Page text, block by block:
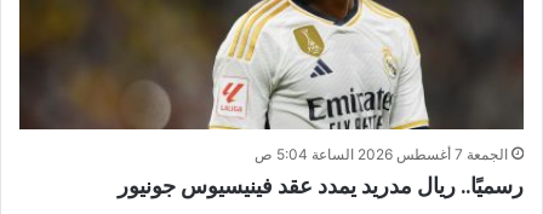
الجمعة 7 أغسطس 2026 الساعة 5:04 ص
رسميًا.. ريال مدريد يمدد عقد فينيسيوس جونيور